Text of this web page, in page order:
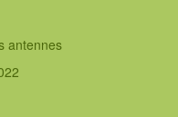
antennes